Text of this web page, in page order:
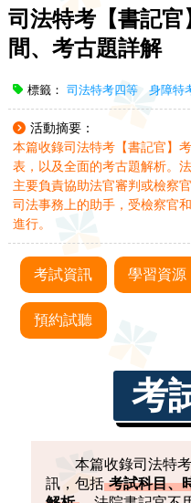
司法特考【書記
間、考古題詳解
標籤： 司法特考四等 身障特
活動摘要：
本篇收錄司法特考【書記官】
表，以及全面的考古題解析。
主要負責協助法官審判或檢察
司法事務上的助手，受檢察官
進行。
考試資訊 學習資源
預約試聽
考
本篇收錄司法特
訊，包括 考試科目、